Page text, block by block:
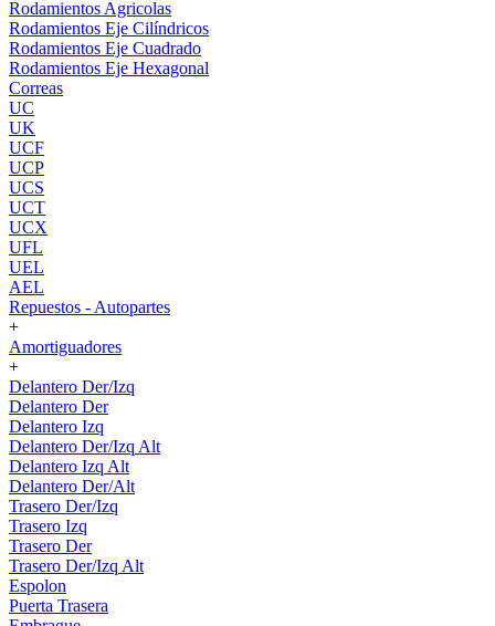
Rodamientos Agricolas
Rodamientos Eje Cilíndricos
Rodamientos Eje Cuadrado
Rodamientos Eje Hexagonal
Correas
UC
UK
UCF
UCP
UCS
UCT
UCX
UFL
UEL
AEL
Repuestos - Autopartes
+
Amortiguadores
+
Delantero Der/Izq
Delantero Der
Delantero Izq
Delantero Der/Izq Alt
Delantero Izq Alt
Delantero Der/Alt
Trasero Der/Izq
Trasero Izq
Trasero Der
Trasero Der/Izq Alt
Espolon
Puerta Trasera